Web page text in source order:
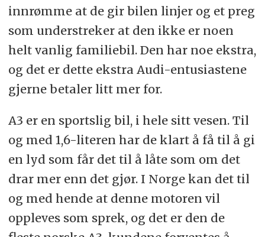
innrømme at de gir bilen linjer og et preg
som understreker at den ikke er noen
helt vanlig familiebil. Den har noe ekstra,
og det er dette ekstra Audi-entusiastene
gjerne betaler litt mer for.
A3 er en sportslig bil, i hele sitt vesen. Til
og med 1,6-literen har de klart å få til å gi
en lyd som får det til å låte som om det
drar mer enn det gjør. I Norge kan det til
og med hende at denne motoren vil
oppleves som sprek, og det er den de